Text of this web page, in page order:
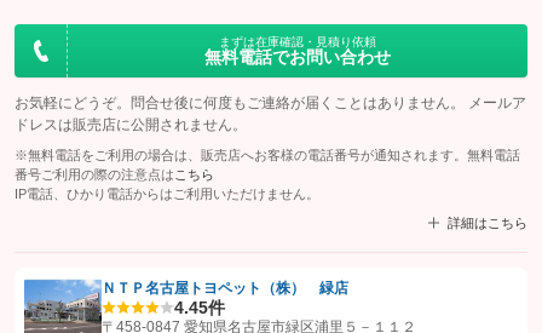
まずは在庫確認・見積り依頼
無料電話でお問い合わせ
お気軽にどうぞ。問合せ後に何度もご連絡が届くことはありません。 メールア
ドレスは販売店に公開されません。
※無料電話をご利用の場合は、販売店へお客様の電話番号が通知されます。無料電話
番号ご利用の際の注意点は こちら
IP電話、ひかり電話からはご利用いただけません。
詳細はこちら
【STEP1】認証画面でグーネットを友だち追加してから「許可する」ボタンを押
ＮＴＰ名古屋トヨペット（株） 緑店
4.45件
〒458-0847 愛知県名古屋市緑区浦里５－１１２